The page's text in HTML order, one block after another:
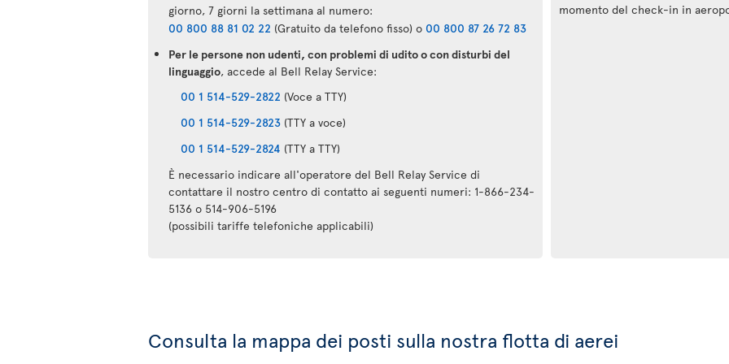
giorno, 7 giorni la settimana al numero:
00 800 88 81 02 22 (Gratuito da telefono fisso) o 00 800 87 26 72 83
Per le persone non udenti, con problemi di udito o con disturbi del
linguaggio, accede al Bell Relay Service:
00 1 514-529-2822 (Voce a TTY)
00 1 514-529-2823 (TTY a voce)
00 1 514-529-2824 (TTY a TTY)
È necessario indicare all'operatore del Bell Relay Service di
contattare il nostro centro di contatto ai seguenti numeri: 1-866-234-
5136 o 514-906-5196
(possibili tariffe telefoniche applicabili)
momento del check-in in
Consulta la mappa dei posti sulla nostra flotta di aerei